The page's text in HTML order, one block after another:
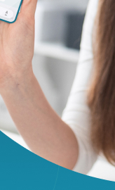
che hanno
che vivono